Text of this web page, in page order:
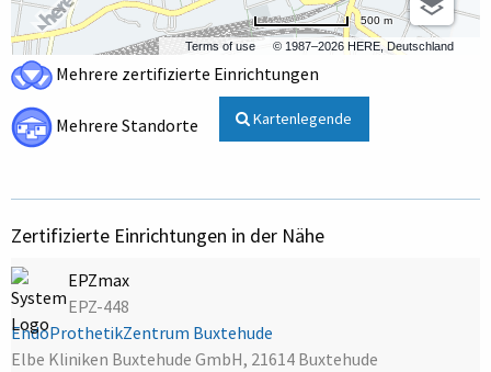
Terms of use © 1987–2026 HERE, Deutschland
500 m
Mehrere zertifizierte Einrichtungen
Mehrere Standorte Kartenlegende
Zertifizierte Einrichtungen in der Nähe
EPZmax
EPZ-448
EndoProthetikZentrum Buxtehude
Elbe Kliniken Buxtehude GmbH, 21614 Buxtehude